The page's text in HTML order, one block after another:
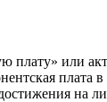
плату» или
плата
на